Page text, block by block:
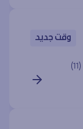
وقت جديد